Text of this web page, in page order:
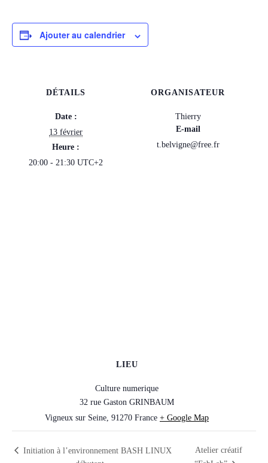
Ajouter au calendrier
DÉTAILS
Date :
13 février
Heure :
20:00 - 21:30 UTC+2
ORGANISATEUR
Thierry
E-mail
t.belvigne@free.fr
LIEU
Culture numerique
32 rue Gaston GRINBAUM
Vigneux sur Seine, 91270 France + Google Map
Initiation à l’environnement BASH LINUX
Atelier créatif